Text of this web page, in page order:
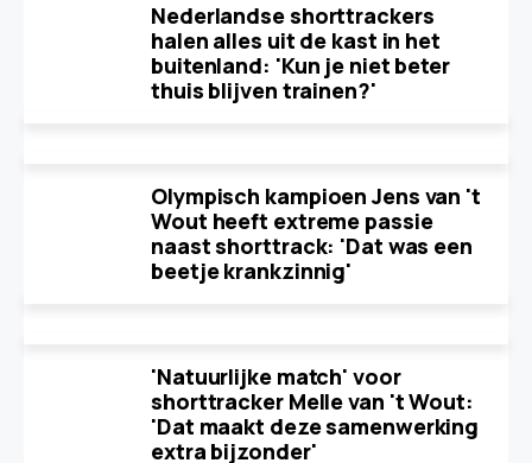
Nederlandse shorttrackers
halen alles uit de kast in het
buitenland: 'Kun je niet beter
thuis blijven trainen?'
Olympisch kampioen Jens van 't
Wout heeft extreme passie
naast shorttrack: 'Dat was een
beetje krankzinnig'
'Natuurlijke match' voor
shorttracker Melle van 't Wout:
'Dat maakt deze samenwerking
extra bijzonder'